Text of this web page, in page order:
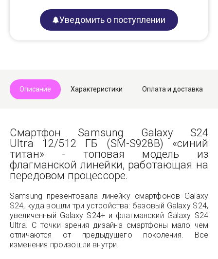
Уведомить о поступлении
Описание Характеристики Оплата и доставка
Смартфон Samsung Galaxy S24
Ultra 12/512 ГБ (SM-S928B) «синий
титан» - топовая модель из
флагманской линейки, работающая на
передовом процессоре.
Samsung презентовала линейку смартфонов Galaxy
S24, куда вошли три устройства: базовый Galaxy S24,
увеличенный Galaxy S24+ и флагманский Galaxy S24
Ultra. С точки зрения дизайна смартфоны мало чем
отличаются от предыдущего поколения. Все
изменения произошли внутри.